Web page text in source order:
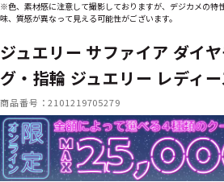
※色、素材感に注意して撮影しておりますが、デジカメの特
味、質感が異なって見える可能性がございます。
ジュエリー サファイア ダイ
グ・指輪 ジュエリー レディ
商品番号：2101219705279